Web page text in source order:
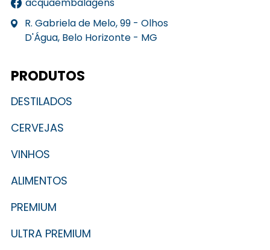
R. Gabriela de Melo, 99 - Olhos
D'Água, Belo Horizonte - MG
PRODUTOS
DESTILADOS
CERVEJAS
VINHOS
ALIMENTOS
PREMIUM
ULTRA PREMIUM